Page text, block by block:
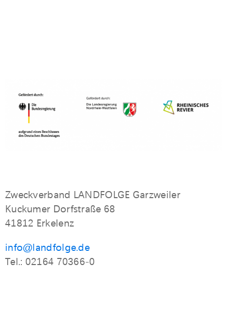
Zweckverband LANDFOLGE Garzweiler
Kuckumer Dorfstraße 68
41812 Erkelenz
info@landfolge.de
Tel.: 02164 70366-0